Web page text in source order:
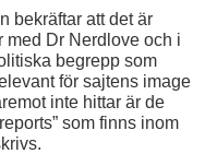
bekräftar att det är
med Dr Nerdlove och i
begrepp som
för sajtens image
inte hittar är de
som finns inom